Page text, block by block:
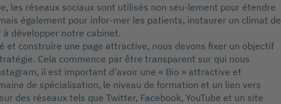
les réseaux sociaux sont utilisés non seu-lement pour étendre
également pour infor-mer les patients, instaurer un climat de
développer notre cabinet.
et construire une page attractive, nous devons ﬁxer un objectif
Cela commence par être transparent sur qui nous
il est important d’avoir une « Bio » attractive et
de spécialisation, le niveau de formation et un lien vers
des réseaux tels que Twitter, Facebook, YouTube et un site